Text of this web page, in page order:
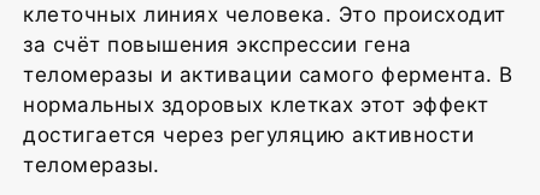
клеточных линиях человека. Это происходит
за счёт повышения экспрессии гена
теломеразы и активации самого фермента. В
нормальных здоровых клетках этот эффект
достигается через регуляцию активности
теломеразы.